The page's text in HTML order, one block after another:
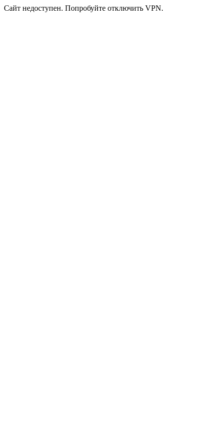
Сайт недоступен. Попробуйте отключить VPN.